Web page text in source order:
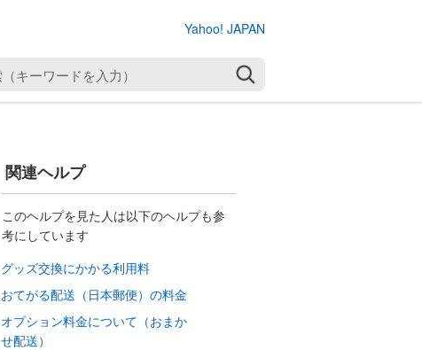
Yahoo! JAPAN
関連ヘルプ
このヘルプを見た人は以下のヘルプも参
考にしています
グッズ交換にかかる利用料
おてがる配送（日本郵便）の料金
オプション料金について（おまか
せ配送）